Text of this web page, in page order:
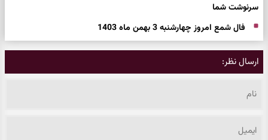
سرنوشت شما
فال شمع امروز چهارشنبه 3 بهمن ماه 1403
ارسال نظر: